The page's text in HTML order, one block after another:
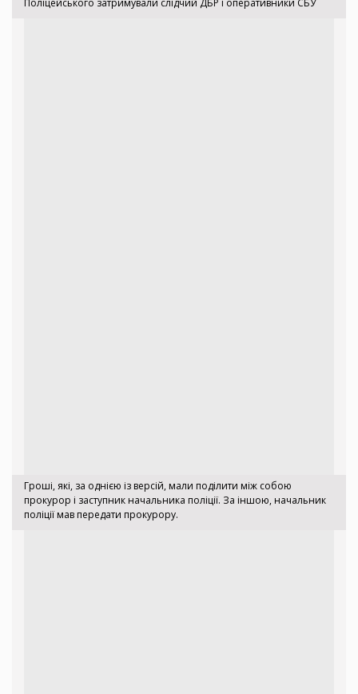
Поліцейського затримували слідчий ДБР і оперативники СБУ
Гроші, які, за однією із версій, мали поділити між собою
прокурор і заступник начальника поліції. За іншою, начальник
поліції мав передати прокурору.